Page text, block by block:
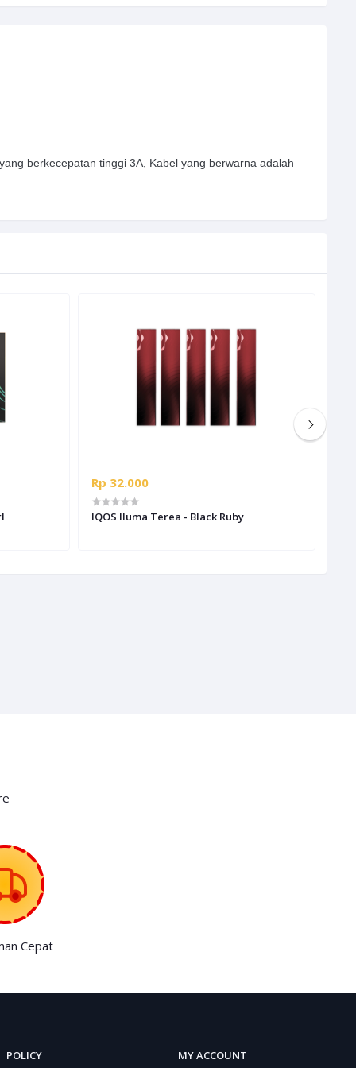
berkecepatan tinggi 3A, Kabel yang berwarna adalah
Rp 32.000
IQOS Iluma Terea - Black Ruby
Cepat
POLICY MY ACCOUNT